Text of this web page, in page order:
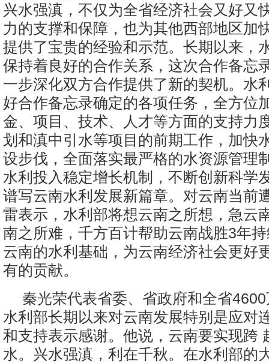
兴水强滇，不仅为全省经济社会又好又
力的支撑和保障，也为其他西部地区加
提供了宝贵的经验和示范。长期以来，
保持着良好的合作关系，这次合作备忘
一步深化双方合作提供了新的契机。水
好合作备忘录确定的各项任务，全方位
金、项目、技术、人才等方面的支持力
划和滇中引水等项目的前期工作，加快
设步伐，全面落实最严格的水资源管理
水利投入稳定增长机制，不断创新科学
谱写云南水利发展新篇章。对云南当前
雷表示，水利部将想云南之所想，急云
南之所难，千方百计帮助云南战胜3年
云南的水利基础，为云南经济社会更好
有的贡献。
秦光荣代表省委、省政府和全省
水利部长期以来对云南发展特别是应对
和支持表示感谢。他说，云南要实现跨
水。兴水强滇，利在千秋。在水利部的